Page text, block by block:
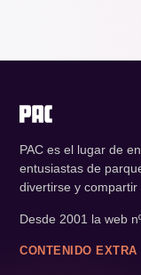
PAC es el lugar de
entusiastas de
divertirse y compartir
Desde 2001 la web
CONTENIDO EXTRA